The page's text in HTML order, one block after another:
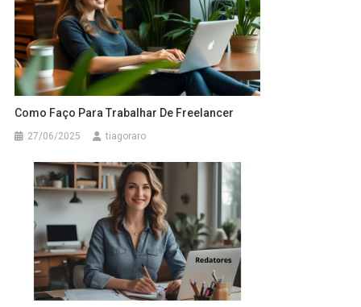
Como Faço Para Trabalhar De Freelancer
27/06/2025 tiagoraro